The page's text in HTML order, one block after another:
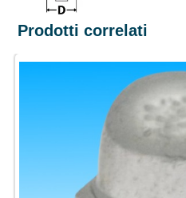
Prodotti correlati